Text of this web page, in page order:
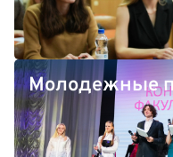
Молодежные